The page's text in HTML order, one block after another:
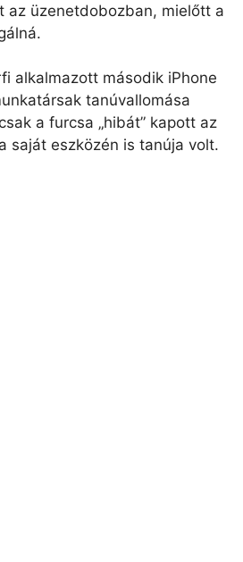
az üzenetdobozban, mielőtt a
alkalmazott második iPhone
tanúvallomása
a furcsa „hibát” kapott az
saját eszközén is tanúja volt.